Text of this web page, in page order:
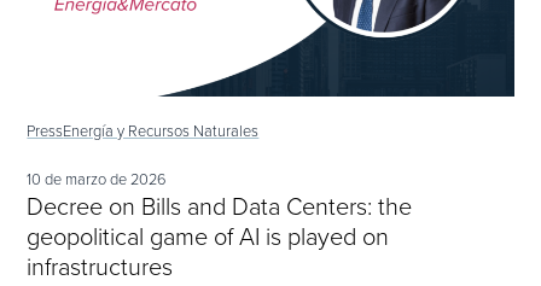
PressEnergía y Recursos Naturales
10 de marzo de 2026
Decree on Bills and Data Centers: the
geopolitical game of AI is played on
infrastructures